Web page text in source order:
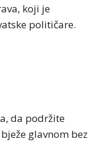
koji je
političare.
da podržite
glavnom bez